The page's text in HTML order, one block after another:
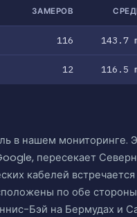
ЗАМЕРОВ
116 143.7
12 116.5
в нашем мониторинге.
пересекает
кабелей
по обе
Бэй на Бермудах и